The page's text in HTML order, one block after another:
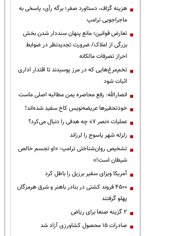
هزینه گزاف، دستاورد صفر؛ برگه رأی، پاسخی به
ماجراجویی ترامپ
تعارض قوانین؛ مانع پنهان سنددار شدن بخش
بزرگی از املاک/ ضرورت تجدیدنظر در ضوابط
احراز تصرفات مالکانه
تخم‌مرغ‌هایی که در مرز پوسیدند تا اقتدار اداری
اثبات شود
انصارالله: رفع محاصره یمن مطالبه اصلی ماست
خودتحقیرها عریضه‌نویس کاخ سفید شده‌اند!
عملیات «نصر ۷» چه هدفی را دنبال می‌کرد؟
زلزله شهر یاسوج را لرزاند
تشخیص روان‌شناختی ترامپ: «او تجسم خالص
شیطان است!»
آمریکا ویزای سفیر برزیل را باطل کرد
۴۵۰۰ فروند کشتی در بنادر باهنر و شرق هرمزگان
پهلو گرفتند
۲ گزینه صنعا برای ریاض
صادرات ۱۵ محصول کشاورزی آزاد شد